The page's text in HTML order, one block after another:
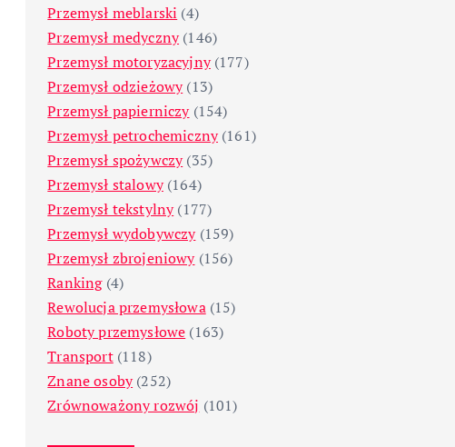
Przemysł meblarski (4)
Przemysł medyczny(146)
Przemysł motoryzacyjny(177)
Przemysł odzieżowy(13)
Przemysł papierniczy(154)
Przemysł petrochemiczny(161)
Przemysł spożywczy(35)
Przemysł stalowy(164)
Przemysł tekstylny(177)
Przemysł wydobywczy(159)
Przemysł zbrojeniowy(156)
Ranking(4)
Rewolucja przemysłowa(15)
Roboty przemysłowe (163)
Transport(118)
Znane osoby(252)
Zrównoważony rozwój (101)